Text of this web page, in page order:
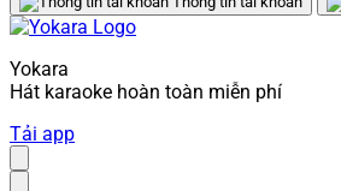
Yokara
Hát karaoke hoàn toàn miễn phí
Tải app